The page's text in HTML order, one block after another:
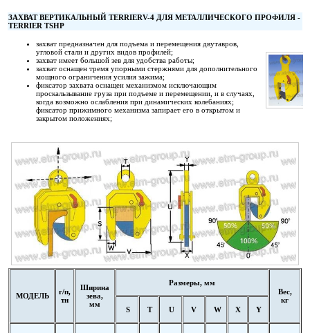
ЗАХВАТ ВЕРТИКАЛЬНЫЙ TERRIERV-4 ДЛЯ МЕТАЛЛИЧЕСКОГО ПРОФИЛЯ -
TERRIER TSHP
захват предназначен для подъема и перемещения двутавров,
угловой стали и других видов профилей;
захват имеет большой зев для удобства работы;
захват оснащен тремя упорными стержнями для дополнительного
мощного ограничения усилия зажима;
фиксатор захвата оснащен механизмом исключающим
проскальзывание груза при подъеме и перемещении, и в случаях,
когда возможно ослабления при динамических колебаниях;
фиксатор прижимного механизма запирает его в открытом и
закрытом положениях;
МОДЕЛЬ
г/п,
тн
Ширина
зева,
мм
Размеры, мм
Вес,
кг
S
T U V W X Y